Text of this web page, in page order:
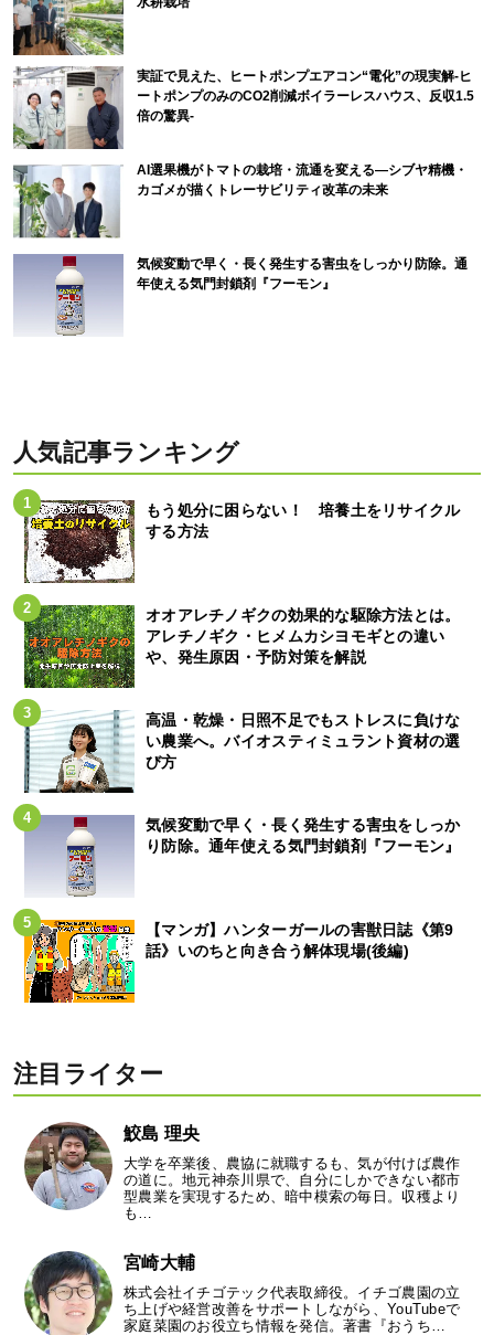
実証で見えた、ヒートポンプエアコン“電化”の現実解-ヒ
ートポンプのみのCO2削減ボイラーレスハウス、反収1.5
倍の驚異-
AI選果機がトマトの栽培・流通を変える―シブヤ精機・
カゴメが描くトレーサビリティ改革の未来
気候変動で早く・長く発生する害虫をしっかり防除。通
年使える気門封鎖剤『フーモン』
人気記事ランキング
もう処分に困らない！ 培養土をリサイクル
する方法
オオアレチノギクの効果的な駆除方法とは。
アレチノギク・ヒメムカシヨモギとの違い
や、発生原因・予防対策を解説
高温・乾燥・日照不足でもストレスに負けな
い農業へ。バイオスティミュラント資材の選
び方
気候変動で早く・長く発生する害虫をしっか
り防除。通年使える気門封鎖剤『フーモン』
【マンガ】ハンターガールの害獣日誌《第9
話》いのちと向き合う解体現場(後編)
注目ライター
鮫島 理央
大学を卒業後、農協に就職するも、気が付けば農作
の道に。地元神奈川県で、自分にしかできない都市
型農業を実現するため、暗中模索の毎日。収穫より
も…
宮崎大輔
株式会社イチゴテック代表取締役。イチゴ農園の立
ち上げや経営改善をサポートしながら、YouTubeで
家庭菜園のお役立ち情報を発信。著書『おうち…